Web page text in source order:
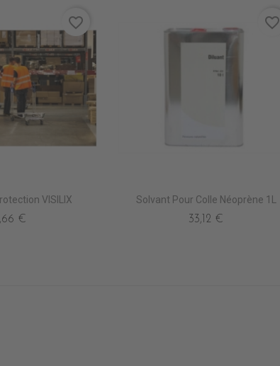
VISILIX
€
favorite_border
Solvant Pour Colle Néoprène 1L
33,12 €
favorite_border